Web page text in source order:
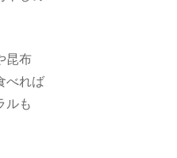
昆布
べれば
ルも